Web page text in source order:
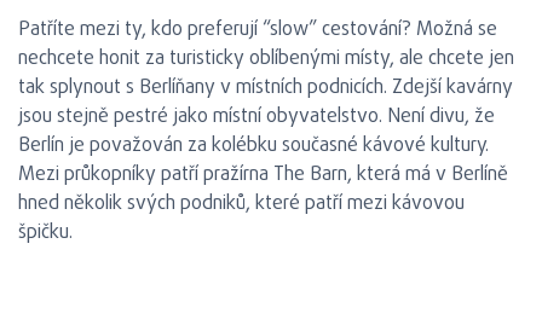
Patříte mezi ty, kdo preferují “slow” cestování? Možná se
nechcete honit za turisticky oblíbenými místy, ale chcete jen
tak splynout s Berlíňany v místních podnicích. Zdejší kavárny
jsou stejně pestré jako místní obyvatelstvo. Není divu, že
Berlín je považován za kolébku současné kávové kultury.
Mezi průkopníky patří pražírna The Barn, která má v Berlíně
hned několik svých podniků, které patří mezi kávovou
špičku.